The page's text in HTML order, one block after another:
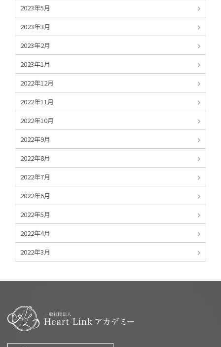
2023年5月
2023年3月
2023年2月
2023年1月
2022年12月
2022年11月
2022年10月
2022年9月
2022年8月
2022年7月
2022年6月
2022年5月
2022年4月
2022年3月